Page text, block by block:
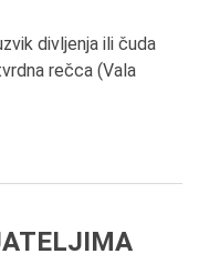
divljenja ili čuda
rečca (Vala